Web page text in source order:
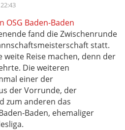
fand die Zwischenrunde
statt.
Reise machen, denn der
Die weiteren
einer der
der Vorrunde, der
zum anderen das
Baden, ehemaliger